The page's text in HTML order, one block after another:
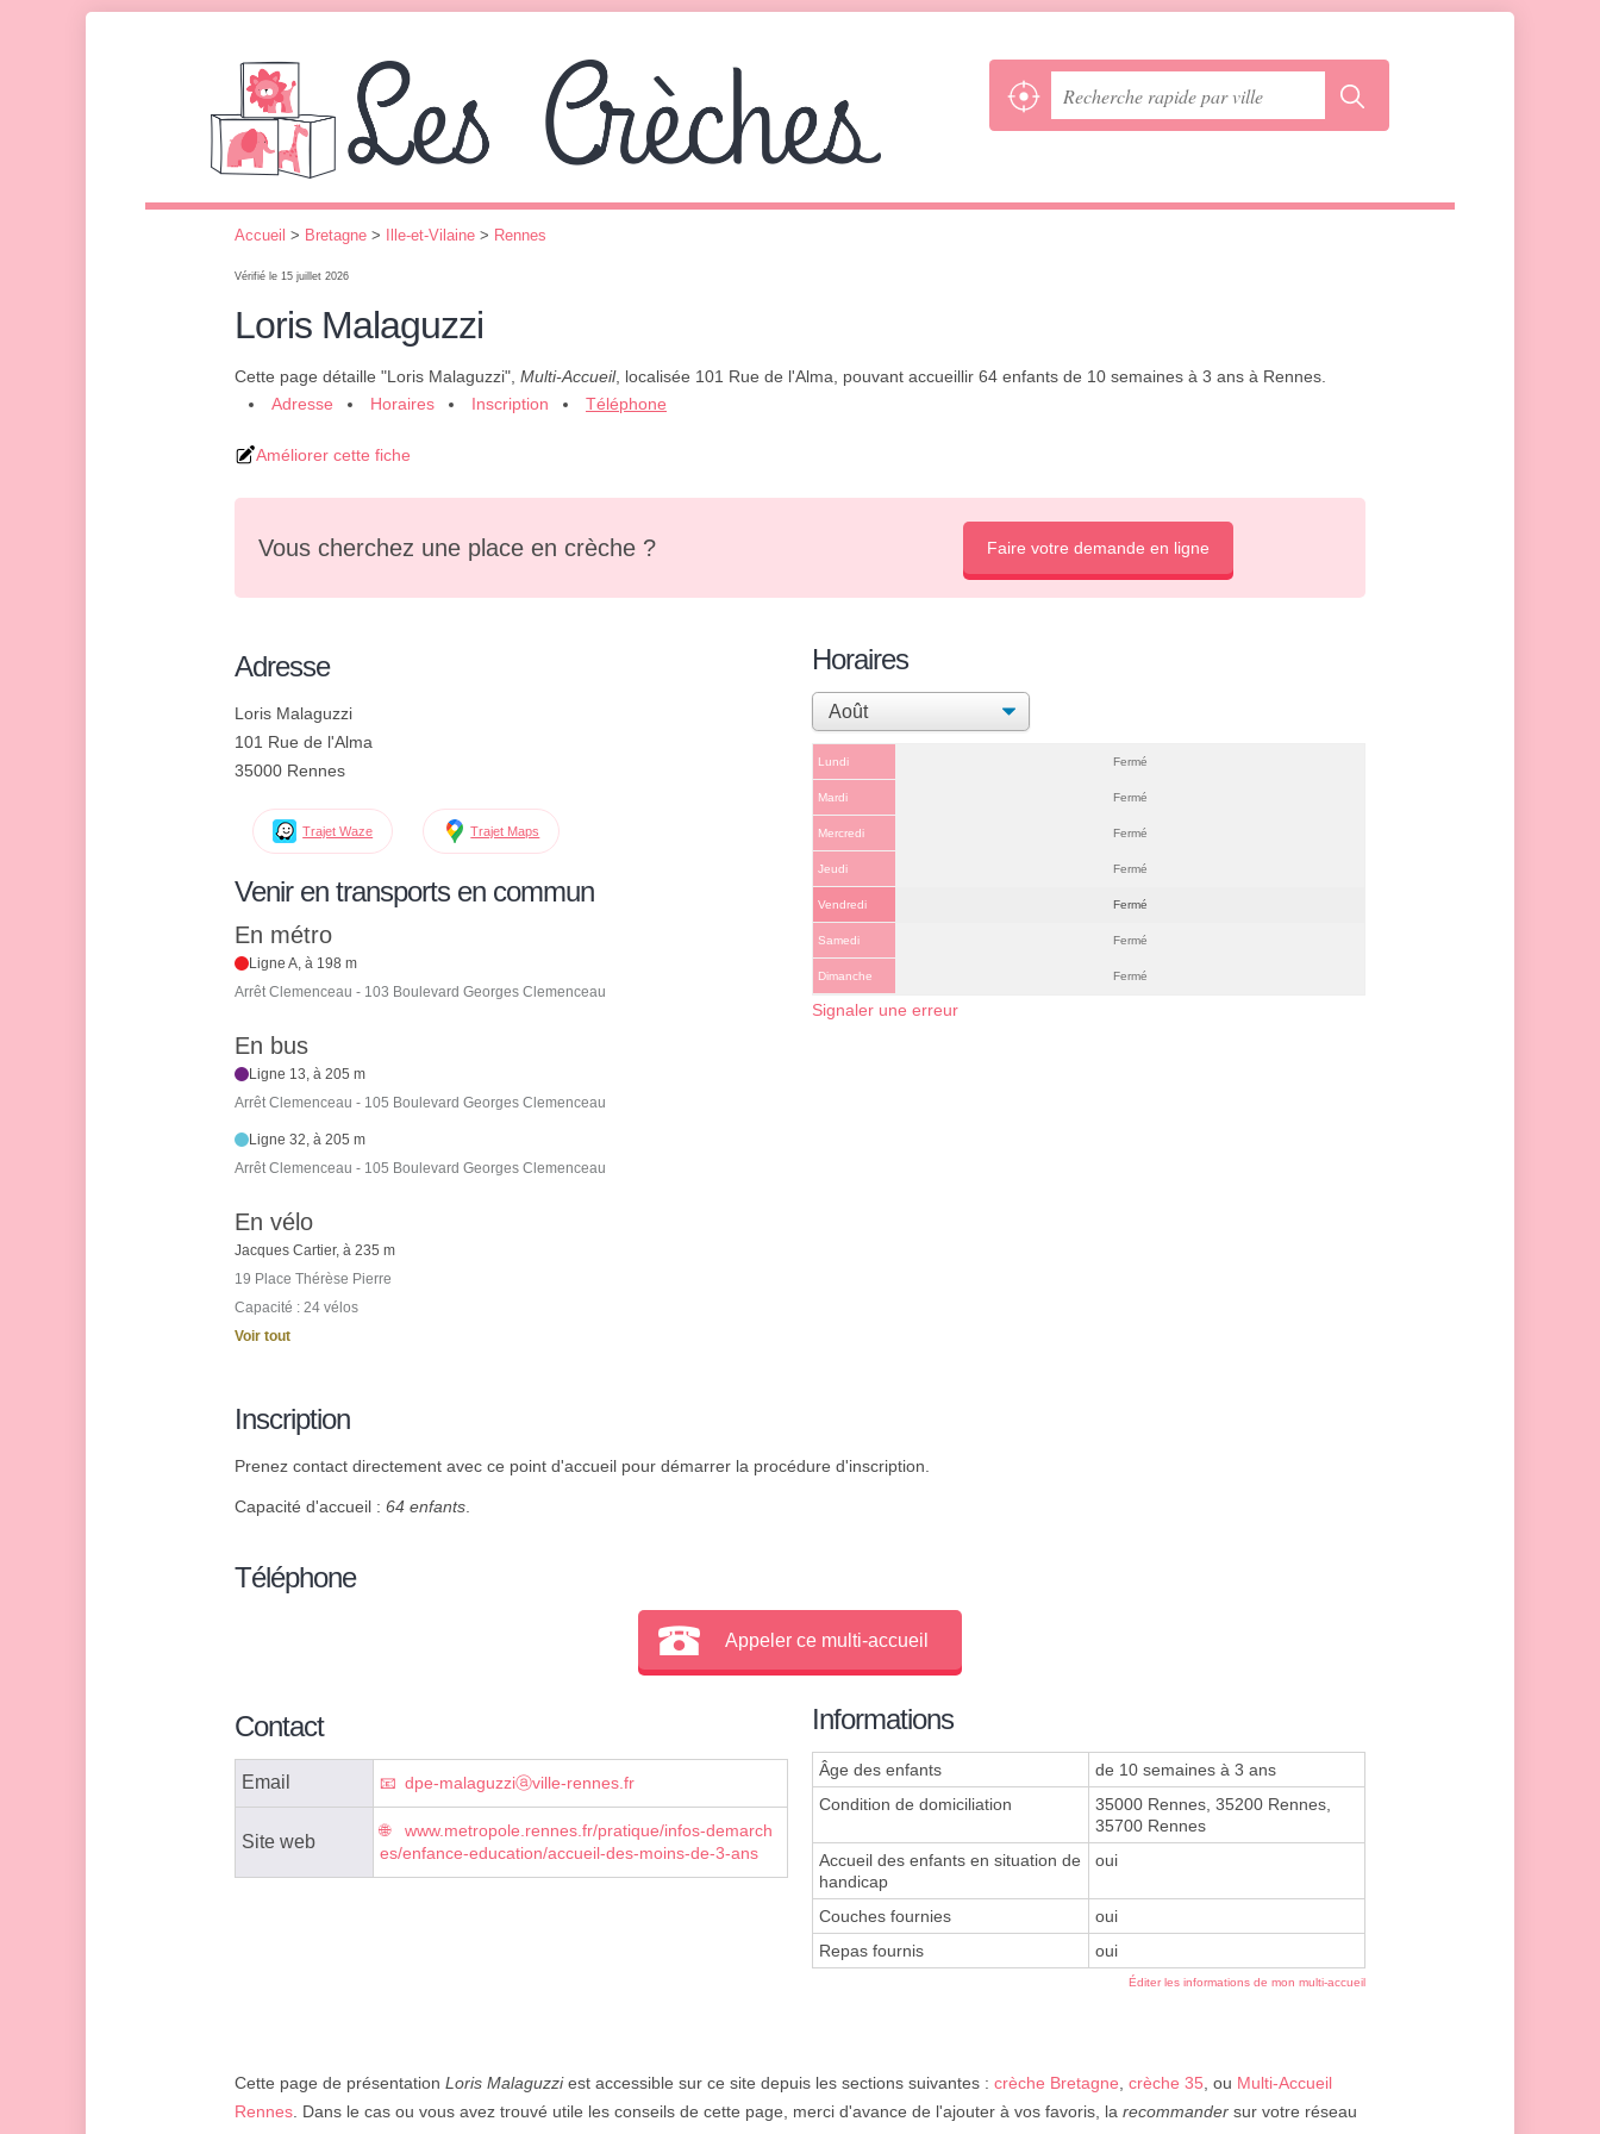
Accueil > Bretagne > Ille-et-Vilaine > Rennes
Vérifié le 15 juillet 2026
Loris Malaguzzi
Cette page détaille "Loris Malaguzzi", Multi-Accueil, localisée 101 Rue de l'Alma, pouvant accueillir 64 enfants de 10 semaines à 3 ans à Rennes.
Adresse
Horaires Inscription Téléphone
Améliorer cette fiche
Vous cherchez une place en crèche ? Faire votre demande en ligne
Adresse
Loris Malaguzzi
101 Rue de l'Alma
35000 Rennes
Trajet Waze Trajet Maps
Venir en transports en commun
En métro
Ligne A, à 198 m
Arrêt Clemenceau - 103 Boulevard Georges Clemenceau
En bus
Ligne 13, à 205 m
Arrêt Clemenceau - 105 Boulevard Georges Clemenceau
Ligne 32, à 205 m
Arrêt Clemenceau - 105 Boulevard Georges Clemenceau
En vélo
Jacques Cartier, à 235 m
19 Place Thérèse Pierre
Capacité : 24 vélos
Voir tout
Horaires
Lundi Fermé
Mardi Fermé
Mercredi Fermé
Jeudi Fermé
Vendredi Fermé
Samedi Fermé
Dimanche Fermé
Signaler une erreur
Inscription
Prenez contact directement avec ce point d'accueil pour démarrer la procédure d'inscription.
Capacité d'accueil : 64 enfants.
Téléphone
Appeler ce multi-accueil
Contact
Email dpe-malaguzziⓐville-rennes.fr
Site web
www.metropole.rennes.fr/pratique/infos-demarch
es/enfance-education/accueil-des-moins-de-3-ans
Informations
Âge des enfants
de 10 semaines à 3 ans
Condition de domiciliation
35000 Rennes, 35200 Rennes,
35700 Rennes
Accueil des enfants en situation de
handicap
oui
Couches fournies
oui
Repas fournis
oui
Éditer les informations de mon multi-accueil
Cette page de présentation Loris Malaguzziest accessible sur ce site depuis les sections suivantes : crèche Bretagne, crèche 35, ou Multi-Accueil
Rennes. Dans le cas ou vous avez trouvé utile les conseils de cette page, merci d'avance de l'ajouter à vos favoris, la recommander sur votre réseau